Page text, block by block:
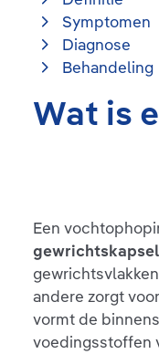
Symptomen
Diagnose
Behandeling
Wat is
Een
andere zorgt
vormt de
voedingsstoffen